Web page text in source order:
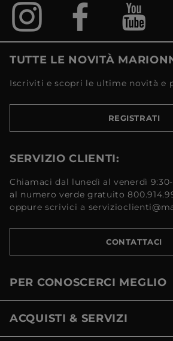
TUTTE LE NOVITÀ
Iscriviti e scopri le ultime novità e
REGISTRATI
SERVIZIO CLIENTI:
Chiamaci dal lunedì al venerdì 9:30-
al numero verde gratuito
oppure scrivici a
CONTATTACI
PER CONOSCERCI MEGLIO
ACQUISTI & SERVIZI